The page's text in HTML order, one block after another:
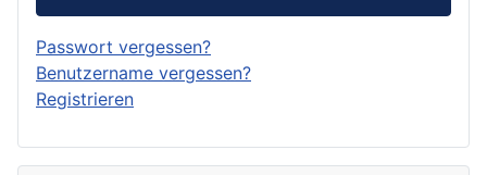
Passwort vergessen?
Benutzername vergessen?
Registrieren